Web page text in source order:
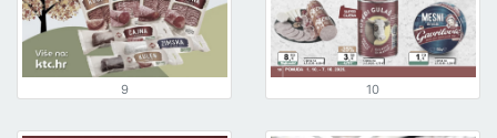
9 10